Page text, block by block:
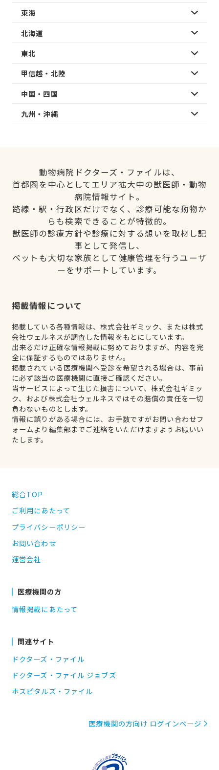
東海
北海道
東北
甲信越・北陸
中国・四国
九州・沖縄
動物病院ドクターズ・ファイルは、
首都圏を中心としてエリア拡大中の獣医師・動物
病院情報サイト。
路線・駅・行政区だけでなく、診療可能な動物か
らも検索できることが特徴的。
獣医師の診療方針や診療に対する想いを取材し記
事として発信し、
ペットも大切な家族として健康管理を行うユーザ
ーをサポートしています。
掲載情報について
掲載している各種情報は、株式会社ギミック、または株式
会社ウェルネスが調査した情報をもとにしています。
出来るだけ正確な情報掲載に努めておりますが、内容を完
全に保証するものではありません。
掲載されている医療機関へ受診を希望される場合は、事前
に必ず該当の医療機関に直接ご確認ください。
当サービスによって生じた損害について、株式会社ギミッ
ク、および株式会社ウェルネスではその賠償の責任を一切
負わないものとします。
情報に誤りがある場合には、お手数ですがお問い合わせフ
ォームより編集部までご連絡をいただけますようお願いい
たします。
総合TOP
ご利用にあたって
プライバシーポリシー
お問い合わせ
運営会社
医療機関の方
情報掲載にあたって
関連サイト
ドクターズ・ファイル
ドクターズ・ファイル ジョブズ
ホスピタルズ・ファイル
医療機関の方向け ログインページ